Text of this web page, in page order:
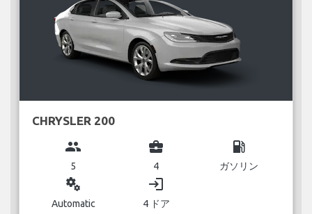
CHRYSLER 200
group
5
business_center
4
local_gas_station
ガソリン
miscellaneous_services
Automatic
login
4 ドア